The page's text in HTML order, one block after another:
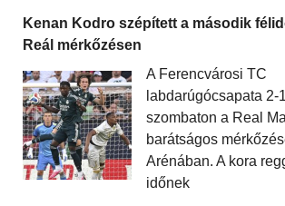
Kenan Kodro szépített a második
Reál mérkőzésen
A Ferencvárosi TC
labdarúgócsapata 2-
szombaton a Real
barátságos
Arénában. A kora
időnek